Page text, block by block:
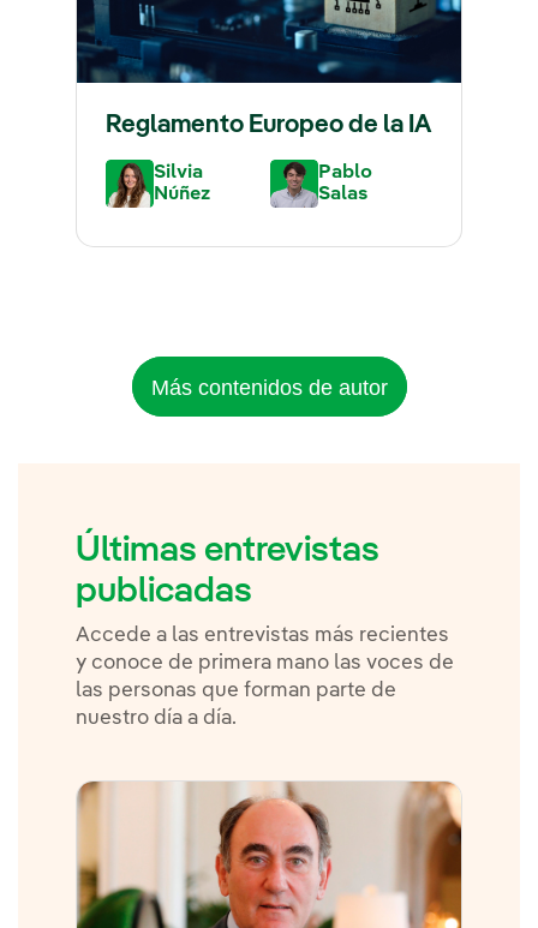
Reglamento Europeo de la IA
Silvia
Núñez
Pablo
Salas
Más contenidos de autor
Últimas entrevistas
publicadas
Accede a las entrevistas más recientes
y conoce de primera mano las voces de
las personas que forman parte de
nuestro día a día.